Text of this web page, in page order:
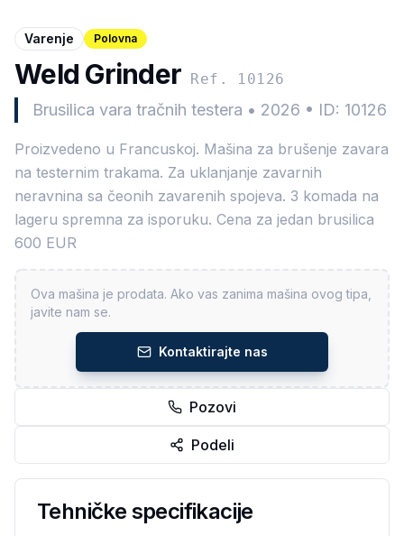
Varenje Polovna
Weld Grinder Ref. 10126
Brusilica vara tračnih testera • 2026 • ID: 10126
Proizvedeno u Francuskoj. Mašina za brušenje zavara
na testernim trakama. Za uklanjanje zavarnih
neravnina sa čeonih zavarenih spojeva. 3 komada na
lageru spremna za isporuku. Cena za jedan brusilica
600 EUR
Ova mašina je prodata. Ako vas zanima mašina ovog tipa,
javite nam se.
Kontaktirajte nas
Pozovi
Podeli
Tehničke specifikacije